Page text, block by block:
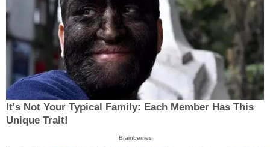
It's Not Your Typical Family: Each Member Has This
Unique Trait!
Brainberries